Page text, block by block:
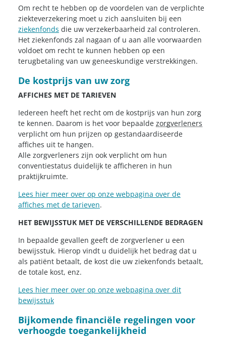
Om recht te hebben op de voordelen van de verplichte
ziekteverzekering moet u zich aansluiten bij een
ziekenfonds die uw verzekerbaarheid zal controleren.
Het ziekenfonds zal nagaan of u aan alle voorwaarden
voldoet om recht te kunnen hebben op een
terugbetaling van uw geneeskundige verstrekkingen.
De kostprijs van uw zorg
AFFICHES MET DE TARIEVEN
Iedereen heeft het recht om de kostprijs van hun zorg
te kennen. Daarom is het voor bepaalde zorgverleners
verplicht om hun prijzen op gestandaardiseerde
affiches uit te hangen.
Alle zorgverleners zijn ook verplicht om hun
conventiestatus duidelijk te afficheren in hun
praktijkruimte.
Lees hier meer over op onze webpagina over de
affiches met de tarieven.
HET BEWIJSSTUK MET DE VERSCHILLENDE BEDRAGEN
In bepaalde gevallen geeft de zorgverlener u een
bewijsstuk. Hierop vindt u duidelijk het bedrag dat u
als patiënt betaalt, de kost die uw ziekenfonds betaalt,
de totale kost, enz.
Lees hier meer over op onze webpagina over dit
bewijsstuk
Bijkomende financiële regelingen voor
verhoogde toegankelijkheid